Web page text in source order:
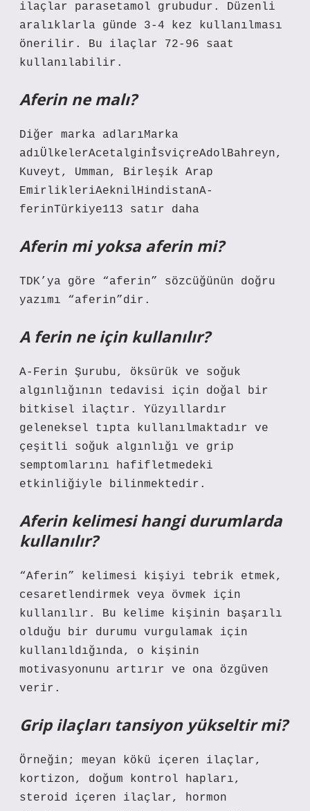
ilaçlar parasetamol grubudur. Düzenli
aralıklarla günde 3-4 kez kullanılması
önerilir. Bu ilaçlar 72-96 saat
kullanılabilir.
Aferin ne malı?
Diğer marka adlarıMarka
adıÜlkelerAcetalginİsviçreAdolBahreyn,
Kuveyt, Umman, Birleşik Arap
EmirlikleriAeknilHindistanA-
ferinTürkiye113 satır daha
Aferin mi yoksa aferin mi?
TDK’ya göre “aferin” sözcüğünün doğru
yazımı “aferin”dir.
A ferin ne için kullanılır?
A-Ferin Şurubu, öksürük ve soğuk
algınlığının tedavisi için doğal bir
bitkisel ilaçtır. Yüzyıllardır
geleneksel tıpta kullanılmaktadır ve
çeşitli soğuk algınlığı ve grip
semptomlarını hafifletmedeki
etkinliğiyle bilinmektedir.
Aferin kelimesi hangi durumlarda
kullanılır?
“Aferin” kelimesi kişiyi tebrik etmek,
cesaretlendirmek veya övmek için
kullanılır. Bu kelime kişinin başarılı
olduğu bir durumu vurgulamak için
kullanıldığında, o kişinin
motivasyonunu artırır ve ona özgüven
verir.
Grip ilaçları tansiyon yükseltir mi?
Örneğin; meyan kökü içeren ilaçlar,
kortizon, doğum kontrol hapları,
steroid içeren ilaçlar, hormon